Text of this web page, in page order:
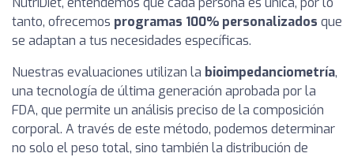
tanto, ofrecemos programas 100% personalizados que
se adaptan a tus necesidades específicas.
Nuestras evaluaciones utilizan la bioimpedanciometría,
una tecnología de última generación aprobada por la
FDA, que permite un análisis preciso de la composición
corporal. A través de este método, podemos determinar
no solo el peso total, sino también la distribución de